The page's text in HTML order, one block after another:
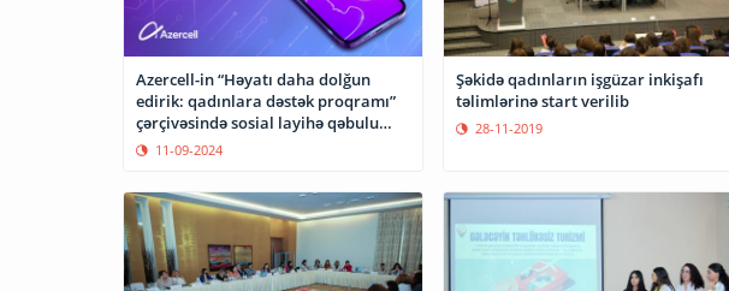
Azercell-in “Həyatı daha dolğun
edirik: qadınlara dəstək proqramı”
çərçivəsində sosial layihə qəbulu
davam edir
11-09-2024
Şəkidə qadınların işgüzar inkişafı
təlimlərinə start verilib
28-11-2019